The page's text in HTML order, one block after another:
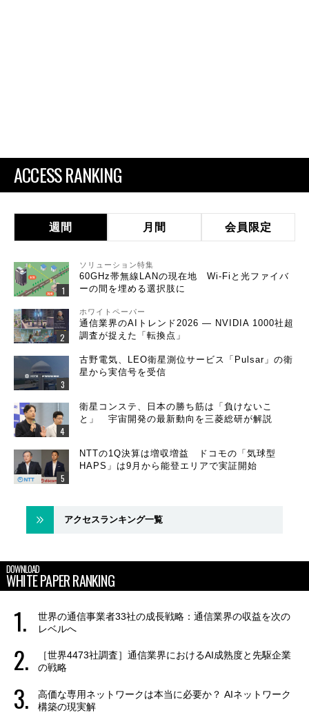
ACCESS RANKING
週間 月間 会員限定
ソリューション特集
60GHz帯無線LANの現在地 Wi-Fiと光ファイバ
ーの間を埋める選択肢に
ホワイトペーパー
通信業界のAIトレンド2026 ― NVIDIA 1000社超
調査が捉えた「転換点」
古野電気、LEO衛星測位サービス「Pulsar」の衛
星から実信号を受信
衛星コンステ、日本の勝ち筋は「負けないこ
と」 宇宙開発の最新動向を三菱総研が解説
NTTの1Q決算は増収増益 ドコモの「気球型
HAPS」は9月から能登エリアで実証開始
アクセスランキング一覧
DOWNLOAD
WHITE PAPER RANKING
世界の通信事業者33社の成長戦略：通信業界の収益を次の
レベルへ
［世界4473社調査］通信業界におけるAI成熟度と先駆企業
の戦略
高価な専用ネットワークは本当に必要か？ AIネットワーク
構築の現実解